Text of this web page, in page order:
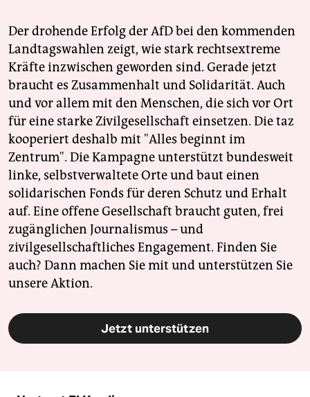
Der drohende Erfolg der AfD bei den kommenden
Landtagswahlen zeigt, wie stark rechtsextreme
Kräfte inzwischen geworden sind. Gerade jetzt
braucht es Zusammenhalt und Solidarität. Auch
und vor allem mit den Menschen, die sich vor Ort
für eine starke Zivilgesellschaft einsetzen. Die taz
kooperiert deshalb mit "Alles beginnt im
Zentrum". Die Kampagne unterstützt bundesweit
linke, selbstverwaltete Orte und baut einen
solidarischen Fonds für deren Schutz und Erhalt
auf. Eine offene Gesellschaft braucht guten, frei
zugänglichen Journalismus – und
zivilgesellschaftliches Engagement. Finden Sie
auch? Dann machen Sie mit und unterstützen Sie
unsere Aktion.
Jetzt unterstützen